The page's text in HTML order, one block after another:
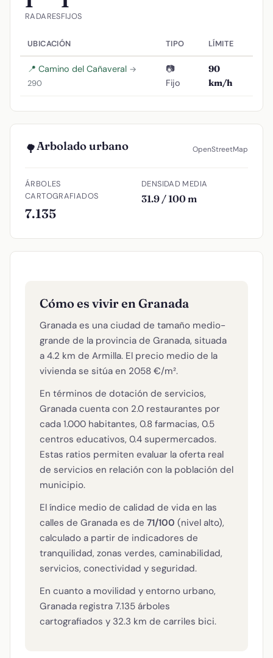
RADARESFIJOS
UBICACIÓN TIPO LÍMITE
📍 Camino del Cañaveral →
290
📷
Fijo
90
km/h
🌳Arbolado urbano OpenStreetMap
ÁRBOLES
CARTOGRAFIADOS
7.135
DENSIDAD MEDIA
31.9 / 100 m
Cómo es vivir en Granada
Granada es una ciudad de tamaño medio-
grande de la provincia de Granada, situada
a 4.2 km de Armilla. El precio medio de la
vivienda se sitúa en 2058 €/m².
En términos de dotación de servicios,
Granada cuenta con 2.0 restaurantes por
cada 1.000 habitantes, 0.8 farmacias, 0.5
centros educativos, 0.4 supermercados.
Estas ratios permiten evaluar la oferta real
de servicios en relación con la población del
municipio.
El índice medio de calidad de vida en las
calles de Granada es de 71/100 (nivel alto),
calculado a partir de indicadores de
tranquilidad, zonas verdes, caminabilidad,
servicios, conectividad y seguridad.
En cuanto a movilidad y entorno urbano,
Granada registra 7.135 árboles
cartografiados y 32.3 km de carriles bici.